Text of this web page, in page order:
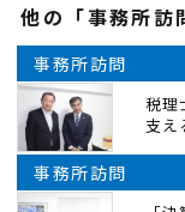
他の「事務所訪
事務所訪問
税理
支
事務所訪問